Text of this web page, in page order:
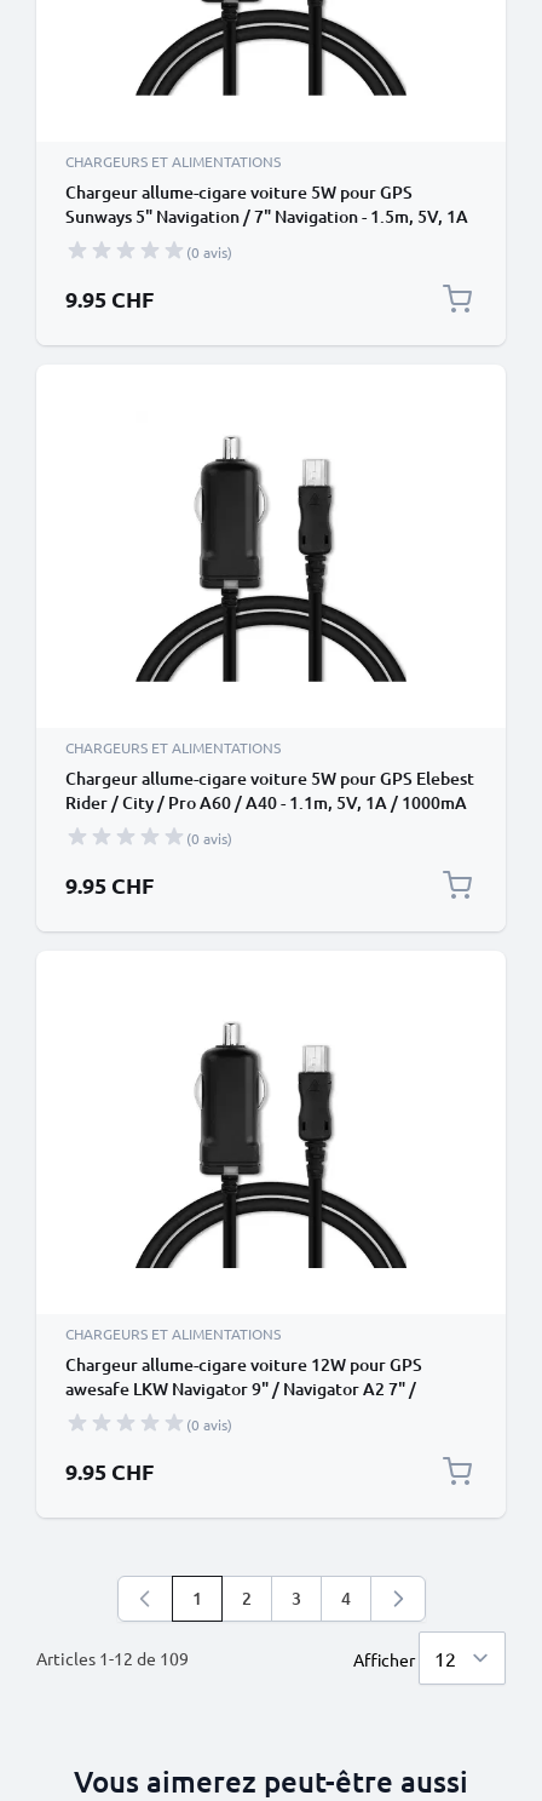
CHARGEURS ET ALIMENTATIONS
Chargeur allume-cigare voiture 5W pour GPS
Sunways 5" Navigation / 7" Navigation - 1.5m, 5V, 1A
/ 1000mA
(0 avis)
9.95 CHF
CHARGEURS ET ALIMENTATIONS
Chargeur allume-cigare voiture 5W pour GPS Elebest
Rider / City / Pro A60 / A40 - 1.1m, 5V, 1A / 1000mA
(0 avis)
9.95 CHF
CHARGEURS ET ALIMENTATIONS
Chargeur allume-cigare voiture 12W pour GPS
awesafe LKW Navigator 9" / Navigator A2 7" /
Navigator A5 5" - 1m, 5V, 2.4A / 2400mA
(0 avis)
9.95 CHF
Articles 1-12 de 109
Vous lisez actuellement la page
1 Page
2 Page
3 Page
4
Afficher
Vous aimerez peut-être aussi